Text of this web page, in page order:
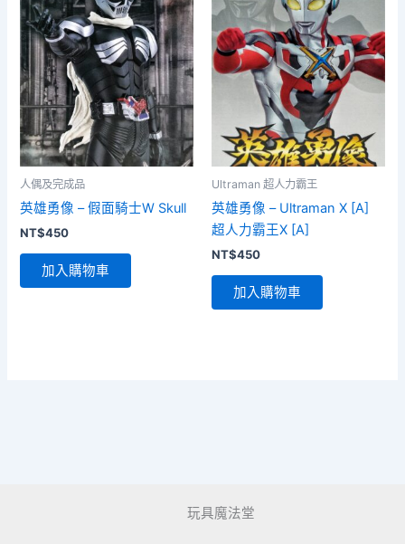
人偶及完成品
英雄勇像 – 假面騎士W Skull
NT$450
加入購物車
Ultraman 超人力霸王
英雄勇像 – Ultraman X [A]
超人力霸王X [A]
NT$450
加入購物車
玩具魔法堂